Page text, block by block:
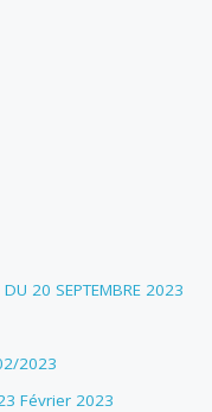
DU 20 SEPTEMBRE 2023
2023
Février 2023